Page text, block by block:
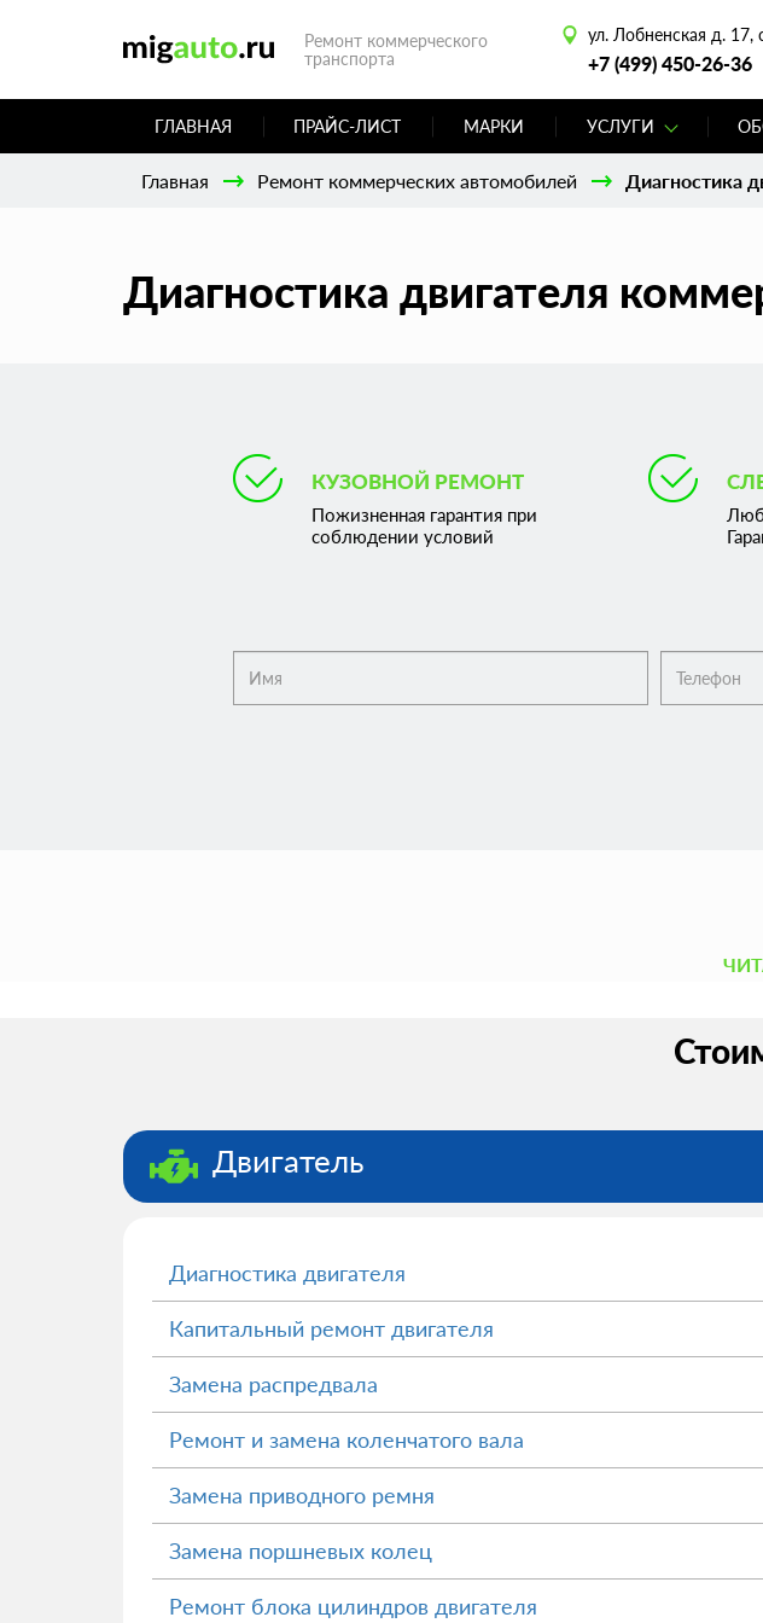
Ремонт коммерческого
транспорта
ул. Лобненская д. 17,
+7 (499) 450-26-36
ГЛАВНАЯ ПРАЙС-ЛИСТ МАРКИ УСЛУГИ
Главная Ремонт коммерческих автомобилей Диагностика
Диагностика двигателя
КУЗОВНОЙ РЕМОНТ
Пожизненная гарантия при
соблюдении условий
Двигатель
Диагностика двигателя
Капитальный ремонт двигателя
Замена распредвала
Ремонт и замена коленчатого вала
Замена приводного ремня
Замена поршневых колец
Ремонт блока цилиндров двигателя